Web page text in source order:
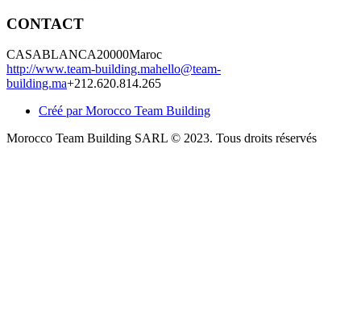
CONTACT
CASABLANCA20000Maroc
http://www.team-building.mahello@team-
building.ma+212.620.814.265
Créé par Morocco Team Building
Morocco Team Building SARL © 2023. Tous droits réservés